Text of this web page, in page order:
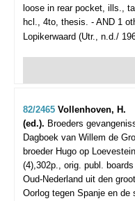
loose in rear pocket, ills.,
hcl., 4to, thesis. - AND 1
Lopikerwaard (Utr., n.d./
82/2465 Vollenhoven, H.
(ed.). Broeders
Dagboek van Willem de
broeder Hugo op
(4),302p., orig. publ.
Oud-Nederland uit den
Oorlog tegen Spanje en